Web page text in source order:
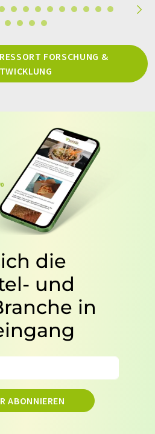
FORSCHUNG &
die
und
in
ABONNIEREN